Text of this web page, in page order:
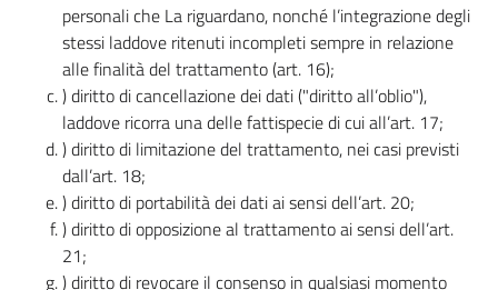
personali che La riguardano, nonché l’integrazione degli
stessi laddove ritenuti incompleti sempre in relazione
alle finalità del trattamento (art. 16);
) diritto di cancellazione dei dati ("diritto all’oblio"),
laddove ricorra una delle fattispecie di cui all’art. 17;
) diritto di limitazione del trattamento, nei casi previsti
dall’art. 18;
) diritto di portabilità dei dati ai sensi dell’art. 20;
) diritto di opposizione al trattamento ai sensi dell’art.
21;
) diritto di revocare il consenso in qualsiasi momento